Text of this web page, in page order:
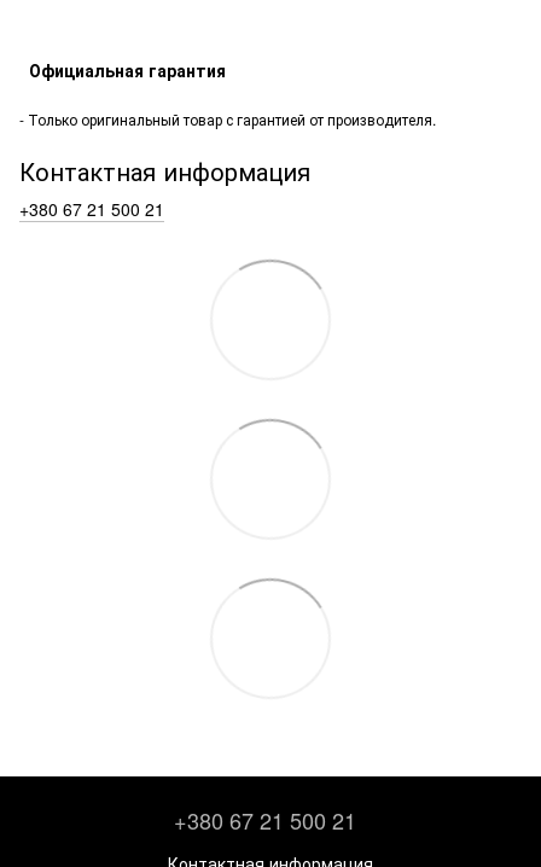
Официальная гарантия
- Только оригинальный товар с гарантией от производителя.
Контактная информация
+380 67 21 500 21
+380 67 21 500 21